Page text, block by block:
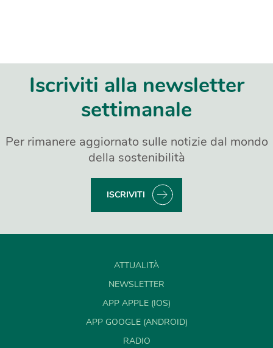
Iscriviti alla newsletter
settimanale
Per rimanere aggiornato sulle notizie dal mondo
della sostenibilità
ISCRIVITI
ATTUALITÀ
NEWSLETTER
APP APPLE (IOS)
APP GOOGLE (ANDROID)
RADIO